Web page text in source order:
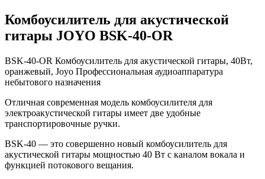
Комбоусилитель для акустической
гитары JOYO BSK-40-OR
BSK-40-OR Комбоусилитель для акустической гитары, 40Вт,
оранжевый, Joyo Профессиональная аудиоаппаратура
небытового назначения
Отличная современная модель комбоусилителя для
электроакустической гитары имеет две удобные
транспортировочные ручки.
BSK-40 — это совершенно новый комбоусилитель для
акустической гитары мощностью 40 Вт с каналом вокала и
функцией потокового вещания.